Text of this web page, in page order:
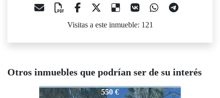
Visitas a este inmueble: 121
Otros inmuebles que podrían ser de su interés
550 €
001156_MARITMO
550 €